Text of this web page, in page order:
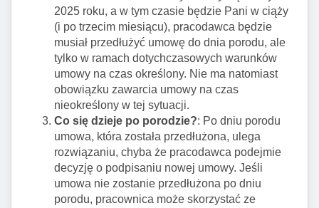
2025 roku, a w tym czasie będzie Pani w ciąży
(i po trzecim miesiącu), pracodawca będzie
musiał przedłużyć umowę do dnia porodu, ale
tylko w ramach dotychczasowych warunków
umowy na czas określony. Nie ma natomiast
obowiązku zawarcia umowy na czas
nieokreślony w tej sytuacji.
Co się dzieje po porodzie?: Po dniu porodu
umowa, która została przedłużona, ulega
rozwiązaniu, chyba że pracodawca podejmie
decyzję o podpisaniu nowej umowy. Jeśli
umowa nie zostanie przedłużona po dniu
porodu, pracownica może skorzystać ze